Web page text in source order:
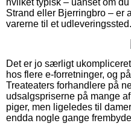
Strand eller Bjerringbro – er
varerne til et udleveringssted.
Det er jo særligt
hos flere e-forretninger, og
Treateaters forhandlere på
udsalgspriserne på mange
piger, men ligeledes til
endda nogle gange